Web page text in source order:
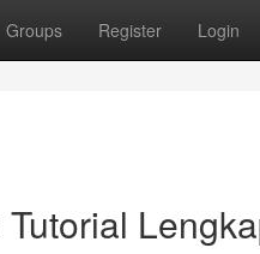
Groups Register Login